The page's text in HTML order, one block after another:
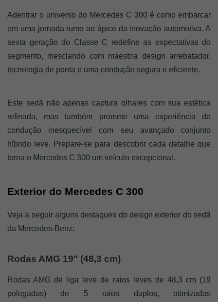
Adentrar o universo do Mercedes C 300 é como embarcar
em uma jornada rumo ao ápice da inovação automotiva. A
sexta geração do Classe C redefine as expectativas do
segmento, mesclando com maestria design arrebatador,
tecnologia de ponta e uma condução segura e eficiente.
Este sedã não apenas captura olhares com sua estética
refinada, mas também promete uma experiência de
condução inesquecível com seu avançado conjunto
híbrido leve. Prepare-se para descobrir cada detalhe que
torna o Mercedes C 300 um veículo excepcional.
Exterior do Mercedes C 300
Veja a seguir alguns destaques do design exterior do sedã
da Mercedes-Benz:
Rodas AMG 19" (48,3 cm)
Rodas AMG de liga leve de raios leves de 48,3 cm (19
polegadas) de 5 raios duplos, otimizadas